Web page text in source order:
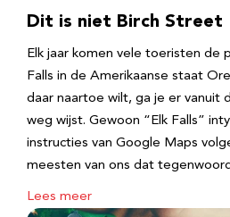
Dit is niet Birch Street
Elk jaar komen vele toeristen de
Falls in de Amerikaanse staat
daar naartoe wilt, ga je er vanuit
weg wijst. Gewoon “Elk Falls”
instructies van Google Maps
meesten van ons dat
Lees meer